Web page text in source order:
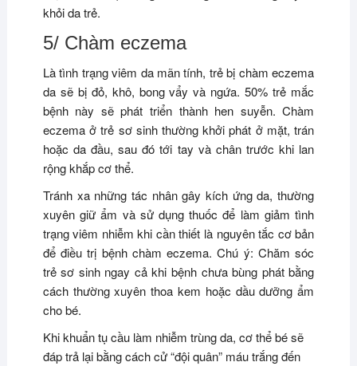
khỏi da trẻ.
5/ Chàm eczema
Là tình trạng viêm da mãn tính, trẻ bị chàm eczema
da sẽ bị đỏ, khô, bong vẩy và ngứa. 50% trẻ mắc
bệnh này sẽ phát triển thành hen suyễn. Chàm
eczema ở trẻ sơ sinh thường khởi phát ở mặt, trán
hoặc da đầu, sau đó tới tay và chân trước khi lan
rộng khắp cơ thể.
Tránh xa những tác nhân gây kích ứng da, thường
xuyên giữ ẩm và sử dụng thuốc để làm giảm tình
trạng viêm nhiễm khi cần thiết là nguyên tắc cơ bản
để điều trị bệnh chàm eczema. Chú ý: Chăm sóc
trẻ sơ sinh ngay cả khi bệnh chưa bùng phát bằng
cách thường xuyên thoa kem hoặc dầu dưỡng ẩm
cho bé.
Khi khuẩn tụ cầu làm nhiễm trùng da, cơ thể bé sẽ
đáp trả lại bằng cách cử “đội quân” máu trắng đến